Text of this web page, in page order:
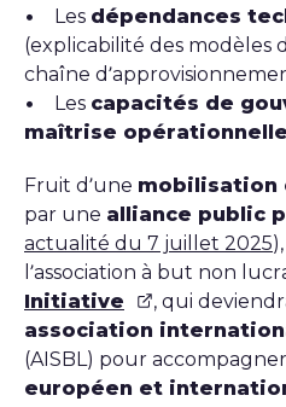
• Les dépendances
(explicabilité des modèles
chaîne
• Les capacités de
maîtrise opérationnelle
Fruit d’une mobilisation
par une alliance public
actualité du 7 juillet 2025
l’association à but non
Initiative
, qui
association
(AISBL) pour
européen et